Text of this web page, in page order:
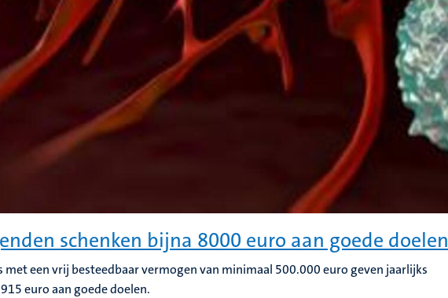
schenken bijna 8000 euro aan goede doelen
met een vrij besteedbaar vermogen van minimaal 500.000 euro geven jaarlijks
euro aan goede doelen.